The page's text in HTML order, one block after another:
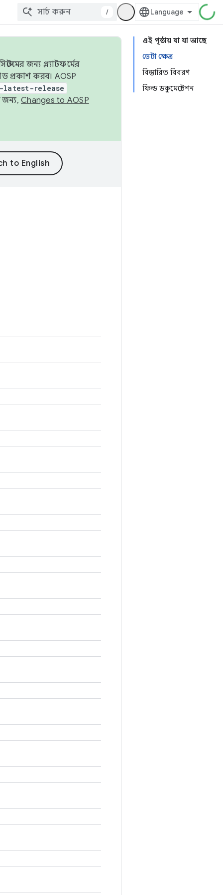
/
এই পৃষ্ঠায় যা যা আছে
ডেটা ক্ষেত্র
বিস্তারিত বিবরণ
ফিল্ড ডকুমেন্টেশন
জন্য প্ল্যাটফর্মের
প্রকাশ করব। AOSP
latest-release
জন্য, Changes to AOSP